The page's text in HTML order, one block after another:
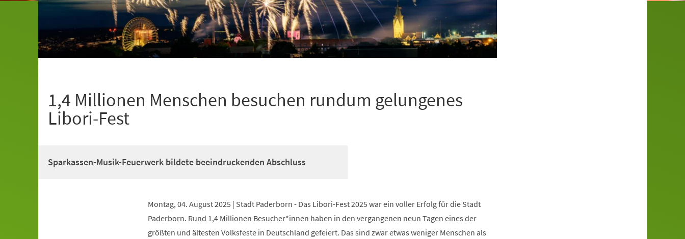
1,4 Millionen Menschen besuchen rundum gelungenes
Libori-Fest
Sparkassen-Musik-Feuerwerk bildete beeindruckenden Abschluss
Montag, 04. August 2025 | Stadt Paderborn - Das Libori-Fest 2025 war ein voller Erfolg für die Stadt
Paderborn. Rund 1,4 Millionen Besucher*innen haben in den vergangenen neun Tagen eines der
größten und ältesten Volksfeste in Deutschland gefeiert. Das sind zwar etwas weniger Menschen als